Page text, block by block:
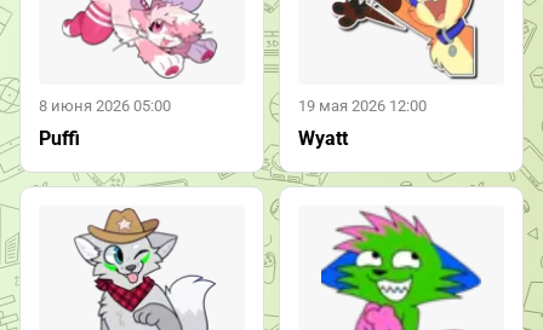
8 июня 2026 05:00
Puffi
19 мая 2026 12:00
Wyatt